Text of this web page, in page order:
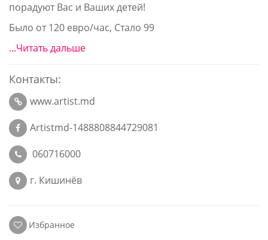
порадуют Вас и Ваших детей!
Было от 120 евро/час, Стало 99
...Читать дальше
Контакты:
www.artist.md
Artistmd-1488808844729081
060716000
г. Кишинёв
Избранное